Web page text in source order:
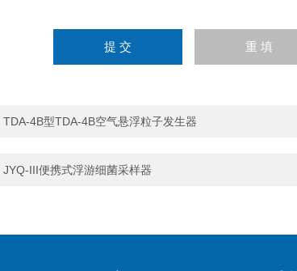
TDA-4B型TDA-4B空气悬浮粒子发生器
JYQ-III便携式浮游细菌采样器